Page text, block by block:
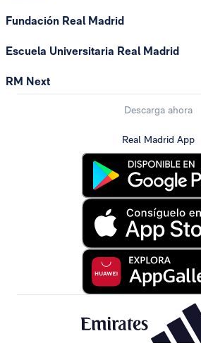
Fundación Real Madrid
Escuela Universitaria Real Madrid
RM Next
Descarga ahora
Real Madrid App